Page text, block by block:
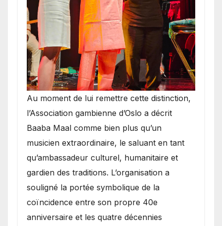
​Au moment de lui remettre cette distinction,
l’Association gambienne d’Oslo a décrit
Baaba Maal comme bien plus qu’un
musicien extraordinaire, le saluant en tant
qu’ambassadeur culturel, humanitaire et
gardien des traditions. L’organisation a
souligné la portée symbolique de la
coïncidence entre son propre 40e
anniversaire et les quatre décennies